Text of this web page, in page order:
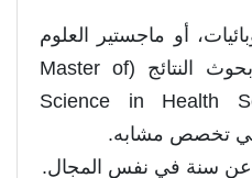
أو ماجستير العلوم
في الخدمات الصحية وبحوث النتائج (Master of
Science in Health
عن سنة في نفس المجال.